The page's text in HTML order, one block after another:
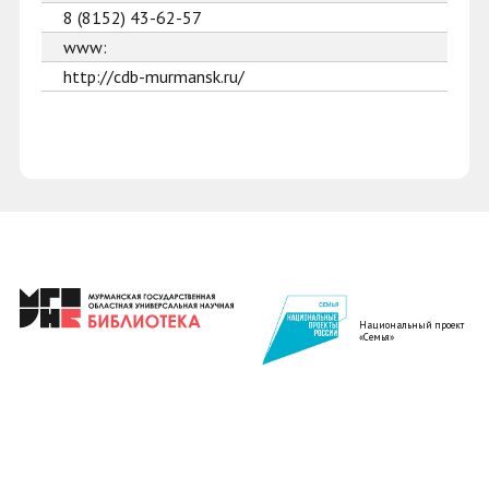
8 (8152) 43-62-57
www:
http://cdb-murmansk.ru/
Национальный проект
«Семья»